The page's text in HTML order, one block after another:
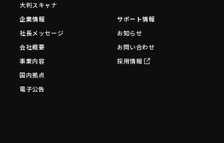
大判スキャナ
企業情報
社長メッセージ
会社概要
事業内容
国内拠点
電子公告
サポート情報
お知らせ
お問い合わせ
採用情報